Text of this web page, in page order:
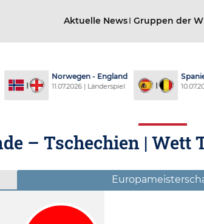
Aktuelle News Gruppen der
- England
| Länderspiel
Spanien - Belgien
10.07.2026 | Länderspiel
– Tschechien | Wett